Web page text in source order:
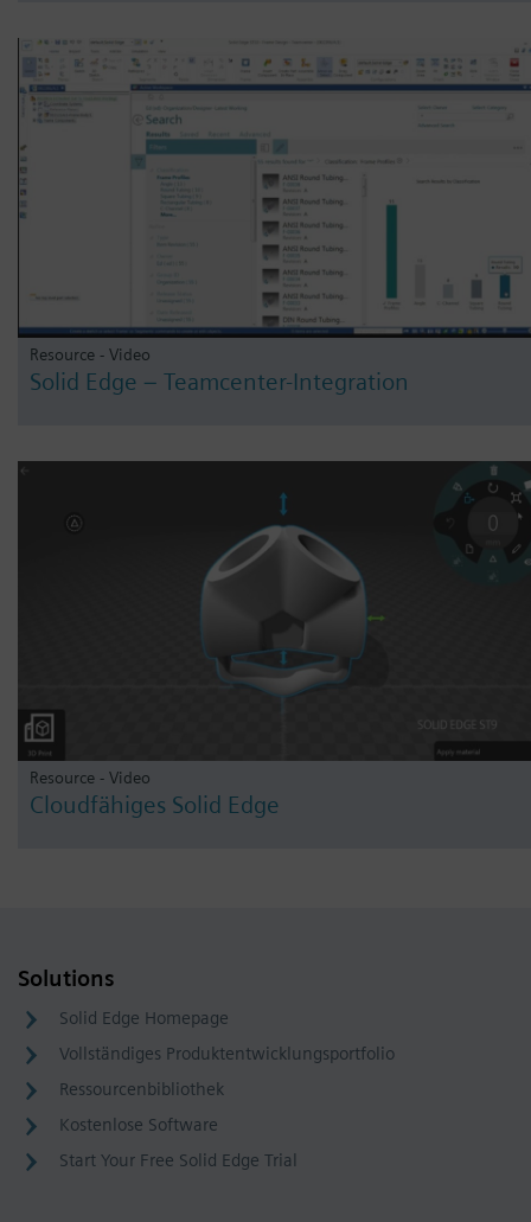
Resource - Video
Solid Edge – Teamcenter-Integration
Resource - Video
Cloudfähiges Solid Edge
Solutions
Solid Edge Homepage
Vollständiges Produktentwicklungsportfolio
Ressourcenbibliothek
Kostenlose Software
Start Your Free Solid Edge Trial